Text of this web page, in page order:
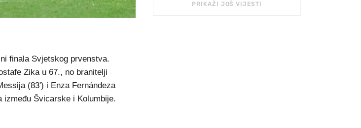
finala Svjetskog prvenstva.
Zika u 67., no branitelji
(83') i Enza Fernándeza
između Švicarske i Kolumbije.
PRIKAŽI JOŠ VIJESTI